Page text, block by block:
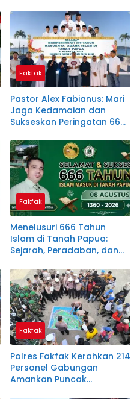
Fakfak
Pastor Alex Fabianus: Mari
Jaga Kedamaian dan
Sukseskan Peringatan 666
Fakfak
Menelusuri 666 Tahun
Islam di Tanah Papua:
Sejarah, Peradaban, dan
Batu
Fakfak
Polres Fakfak Kerahkan 214
Personel Gabungan
Amankan Puncak